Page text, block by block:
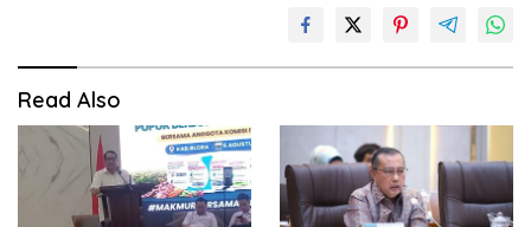
Read Also